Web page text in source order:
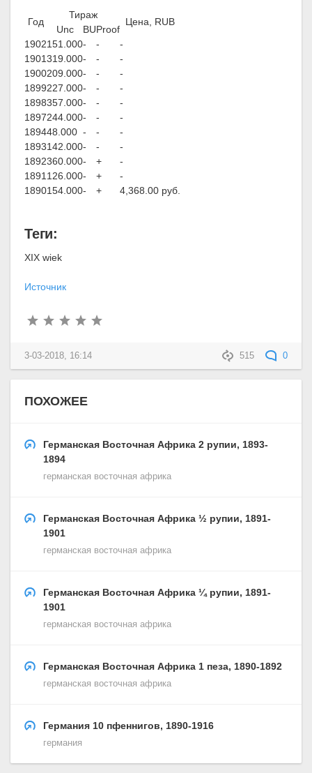
Год
Тираж
Цена, RUB
Unc BUProof
1902151.000- -
-
1901319.000- -
-
1900209.000- -
-
1899227.000- -
-
1898357.000- -
-
1897244.000- -
-
189448.000 - -
-
1893142.000- -
-
1892360.000- +
-
1891126.000- +
-
1890154.000- + 4,368.00 руб.
Теги:
XIX wiek
Источник
515 0
3-03-2018, 16:14
ПОХОЖЕЕ
Германская Восточная Африка 2 рупии, 1893-
1894
германская восточная африка
Германская Восточная Африка ½ рупии, 1891-
1901
германская восточная африка
Германская Восточная Африка ¼ рупии, 1891-
1901
германская восточная африка
Германская Восточная Африка 1 пеза, 1890-1892
германская восточная африка
Германия 10 пфеннигов, 1890-1916
германия